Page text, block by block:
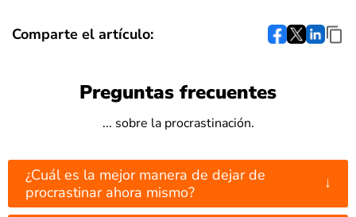
Comparte el artículo:
Preguntas frecuentes
... sobre la procrastinación.
¿Cuál es la mejor manera de dejar de
procrastinar ahora mismo?
↓